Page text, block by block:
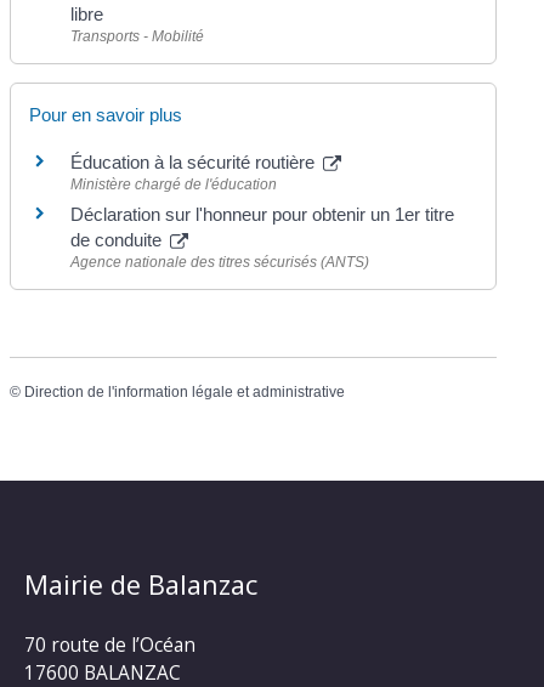
libre
Transports - Mobilité
Pour en savoir plus
Éducation à la sécurité routière
Ministère chargé de l'éducation
Déclaration sur l'honneur pour obtenir un 1er titre
de conduite
Agence nationale des titres sécurisés (ANTS)
© Direction de l'information légale et administrative
Mairie de Balanzac
70 route de l’Océan
17600 BALANZAC